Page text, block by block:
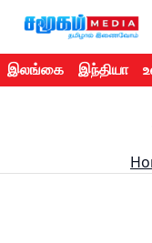
இலங்கை இந்தியா